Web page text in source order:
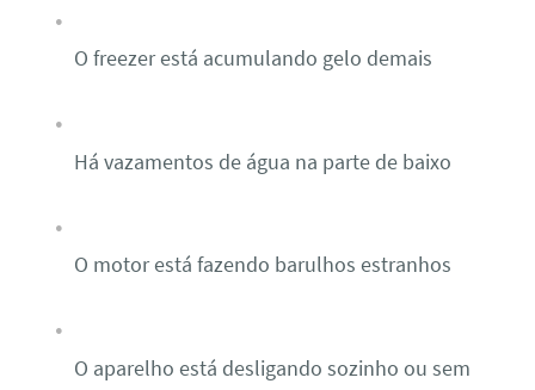
O freezer está acumulando gelo demais
Há vazamentos de água na parte de baixo
O motor está fazendo barulhos estranhos
O aparelho está desligando sozinho ou sem